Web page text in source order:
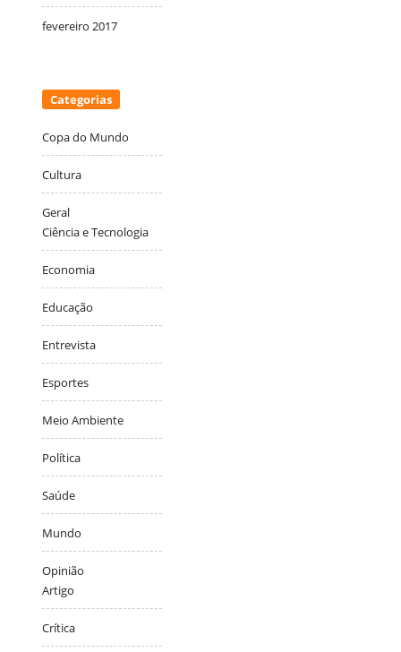
fevereiro 2017
Categorias
Copa do Mundo
Cultura
Geral
Ciência e Tecnologia
Economia
Educação
Entrevista
Esportes
Meio Ambiente
Política
Saúde
Mundo
Opinião
Artigo
Crítica